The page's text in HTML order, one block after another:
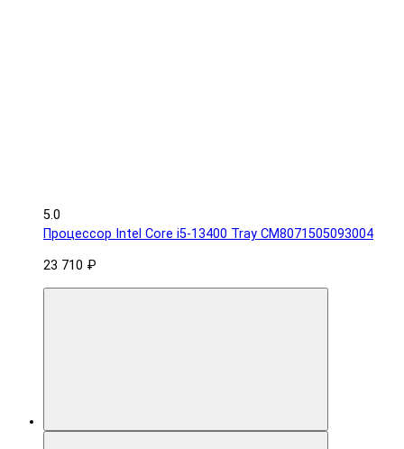
5.0
Процессор Intel Core i5-13400 Tray CM8071505093004
23 710 ₽